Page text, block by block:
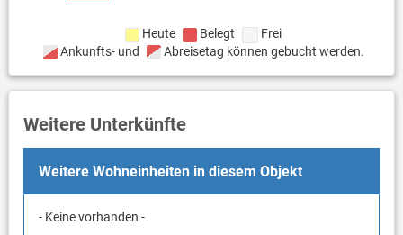
Heute Belegt
Frei
Ankunfts- und
Abreisetag können gebucht werden.
Weitere Unterkünfte
Weitere Wohneinheiten in diesem Objekt
- Keine vorhanden -